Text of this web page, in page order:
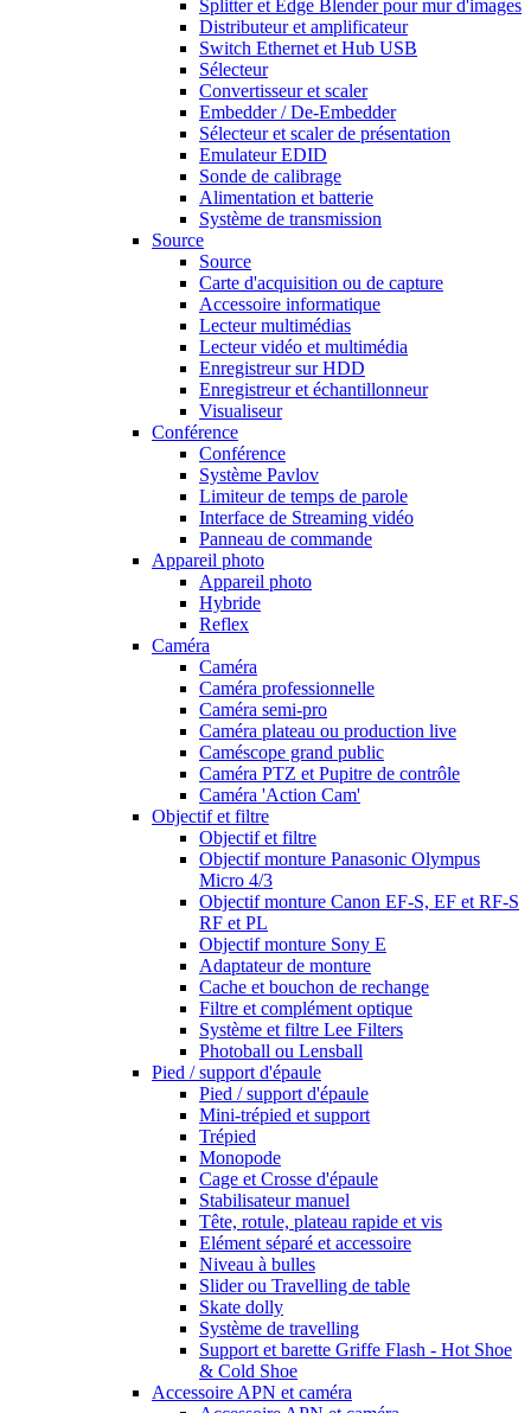
Splitter et Edge Blender pour mur d'images
Distributeur et amplificateur
Switch Ethernet et Hub USB
Sélecteur
Convertisseur et scaler
Embedder / De-Embedder
Sélecteur et scaler de présentation
Emulateur EDID
Sonde de calibrage
Alimentation et batterie
Système de transmission
Source
Source
Carte d'acquisition ou de capture
Accessoire informatique
Lecteur multimédias
Lecteur vidéo et multimédia
Enregistreur sur HDD
Enregistreur et échantillonneur
Visualiseur
Conférence
Conférence
Système Pavlov
Limiteur de temps de parole
Interface de Streaming vidéo
Panneau de commande
Appareil photo
Appareil photo
Hybride
Reflex
Caméra
Caméra
Caméra professionnelle
Caméra semi-pro
Caméra plateau ou production live
Caméscope grand public
Caméra PTZ et Pupitre de contrôle
Caméra 'Action Cam'
Objectif et filtre
Objectif et filtre
Objectif monture Panasonic Olympus
Micro 4/3
Objectif monture Canon EF-S, EF et RF-S
RF et PL
Objectif monture Sony E
Adaptateur de monture
Cache et bouchon de rechange
Filtre et complément optique
Système et filtre Lee Filters
Photoball ou Lensball
Pied / support d'épaule
Pied / support d'épaule
Mini-trépied et support
Trépied
Monopode
Cage et Crosse d'épaule
Stabilisateur manuel
Tête, rotule, plateau rapide et vis
Elément séparé et accessoire
Niveau à bulles
Slider ou Travelling de table
Skate dolly
Système de travelling
Support et barette Griffe Flash - Hot Shoe
& Cold Shoe
Accessoire APN et caméra